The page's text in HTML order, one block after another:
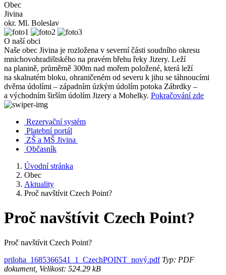
Obec
Jivina
okr. Ml. Boleslav
O naší obci
Naše obec Jivina je rozložena v severní části soudního okresu
mnichovohradištského na pravém břehu řeky Jizery. Leží
na planině, průměrně 300m nad mořem položené, která leží
na skalnatém bloku, ohraničeném od severu k jihu se táhnoucími
dvěma údolími – západním úzkým údolím potoka Zábrdky –
a východním širším údolím Jizery a Mohelky. Pokračování zde
Rezervační systém
Platební portál
ZŠ a MŠ Jivina
Občasník
Úvodní stránka
Obec
Aktuality
Proč navštívit Czech Point?
Proč navštívit Czech Point?
Proč navštívit Czech Point?
priloha_1685366541_1_CzechPOINT_nový.pdfTyp: PDF
dokument, Velikost: 524.29 kB